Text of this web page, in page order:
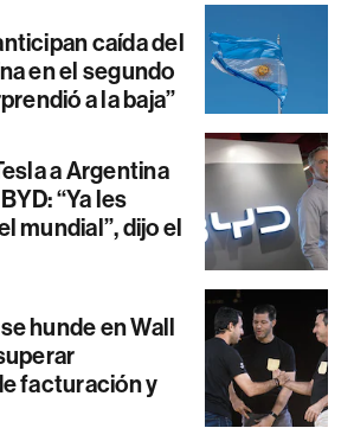
caída del
en el segundo
a la baja”
a Argentina
“Ya les
mundial”, dijo el
hunde en Wall
facturación y